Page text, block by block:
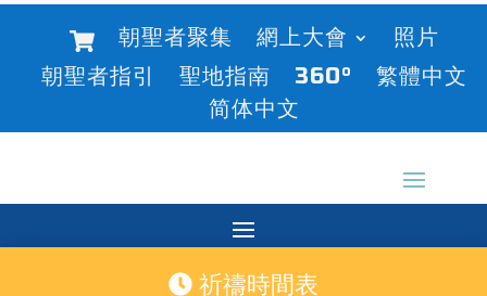
朝聖者聚集 網上大會
照片
朝聖者指引
聖地指南 360°
繁體中文
简体中文
祈禱時間表